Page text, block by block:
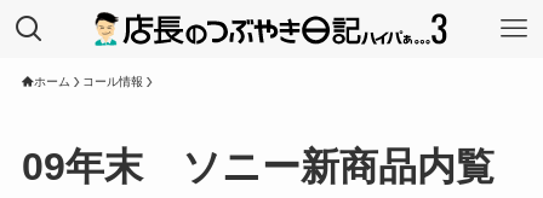
ホーム コール情報
09年末 ソニー新商品内覧